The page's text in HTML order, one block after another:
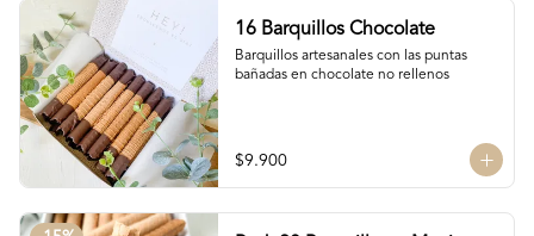
16 Barquillos Chocolate
Barquillos artesanales con las puntas
bañadas en chocolate no rellenos
$9.900